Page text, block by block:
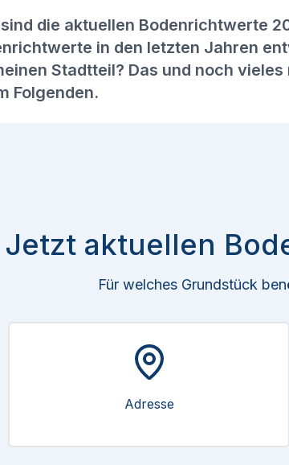
die aktuellen Bodenrichtwerte
in den letzten Jahren
Stadtteil? Das und noch
Folgenden.
Jetzt aktuellen
Für welches Grundstück
Adresse